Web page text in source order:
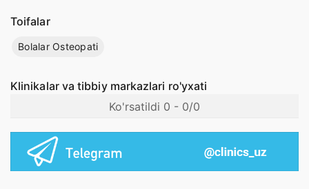
Toifalar
Bolalar Osteopati
Klinikalar va tibbiy markazlari ro'yxati
Ko'rsatildi 0 - 0/0